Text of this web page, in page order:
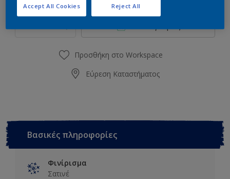
Ποσότητα Υπολογισμός χρώματος
Προσθήκη στο Workspace
Εύρεση Καταστήματος
Βασικές πληροφορίες
Φινίρισμα
Σατινέ
Reject All
Accept All Cookies